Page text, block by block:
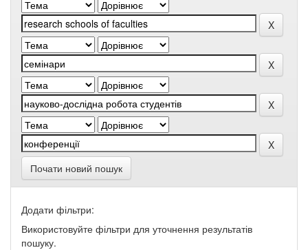
Почати новий пошук
Додати фільтри:
Використовуйте фільтри для уточнення результатів
пошуку.